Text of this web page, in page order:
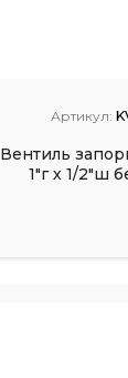
Артикул:
Вентиль
1"г х 1/2"ш